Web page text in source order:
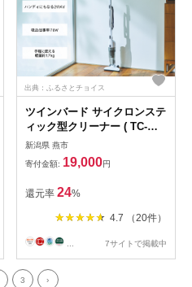
出典：ふるさとチョイス
ツインバード サイクロンステ
ィック型クリーナー ( TC-
E123SBK ) 掃除機 家電
新潟県 燕市
寄付金額: 19,000円
還元率 24%
4.7 （20件）
7サイトで掲載中
3 ›